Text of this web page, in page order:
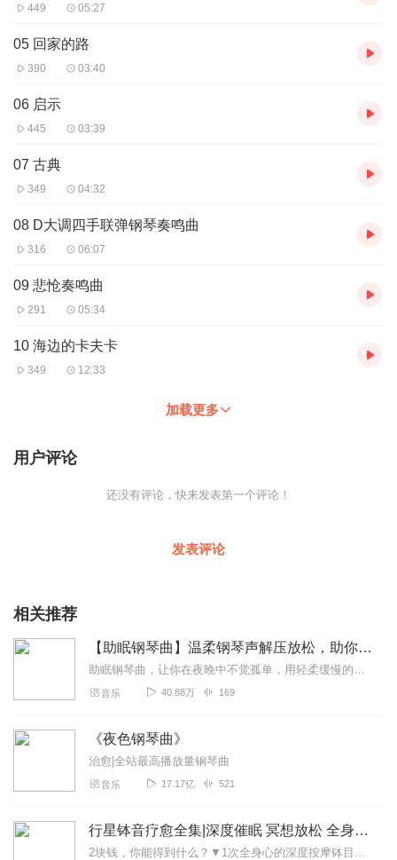
449 05:27
05 回家的路
390 03:40
06 启示
445 03:39
07 古典
349 04:32
08 D大调四手联弹钢琴奏鸣曲
316 06:07
09 悲怆奏鸣曲
291 05:34
10 海边的卡夫卡
349 12:33
加载更多
用户评论
还没有评论，快来发表第一个评论！
发表评论
相关推荐
【助眠钢琴曲】温柔钢琴声解压放松，助你快速入睡
助眠钢琴曲，让你在夜晚中不觉孤单，用轻柔缓慢的旋律帮助你一夜好眠！每晚伴你入睡，静静地聆听助眠钢琴曲.......放下匆忙，进入属于自己的的温柔乡，让你随时随地...
音乐 40.88万 169
《夜色钢琴曲》
治愈|全站最高播放量钢琴曲
音乐 17.17亿 521
行星钵音疗愈全集|深度催眠 冥想放松 全身心深度按摩
2块钱，你能得到什么？▼1次全身心的深度按摩钵目前已广泛地被应用于美容Spa和按摩养生馆的疗程中，许多疗愈师使用铜钵在身体上，发现5分钟铜钵按摩的深度放松，效...